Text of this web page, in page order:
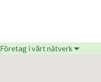
Företag i vårt nätverk